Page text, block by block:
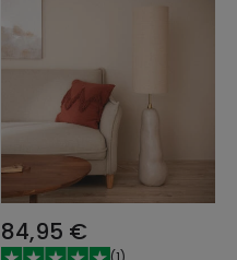
84,95 €